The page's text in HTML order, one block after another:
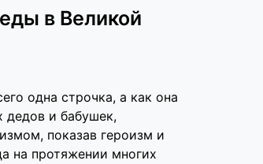
в Великой
одна строчка, а как она
дедов и бабушек,
показав героизм и
на протяжении многих